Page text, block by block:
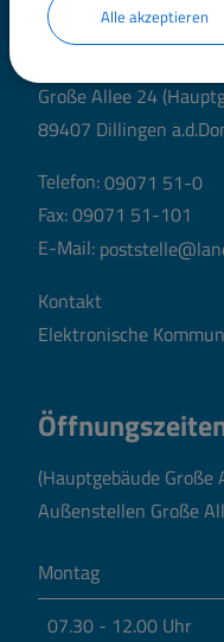
a.d.Donau
Große Allee 24
89407 Dillingen
Telefon:09071 51-0
Fax: 09071 51-101
E-Mail:
Kontakt
Elektronische
(Hauptgebäude Große
Außenstellen Große
Montag
07.30 - 12.00 Uhr
Alle akzeptieren